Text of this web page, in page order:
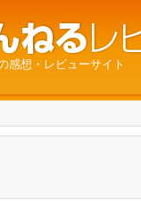
感想・レビューサイト